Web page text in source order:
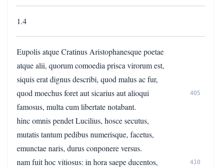
1.4
Eupolis atque Cratinus Aristophanesque poetae
atque alii, quorum comoedia prisca virorum est,
siquis erat dignus describi, quod malus ac fur,
quod moechus foret aut sicarius aut alioqui
405
famosus, multa cum libertate notabant.
hinc omnis pendet Lucilius, hosce secutus,
mutatis tantum pedibus numerisque, facetus,
emunctae naris, durus conponere versus.
nam fuit hoc vitiosus: in hora saepe ducentos,
410